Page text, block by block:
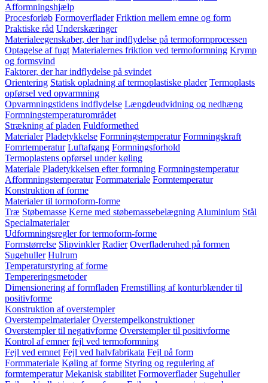
Afformningshjælp
Procesforløb Formoverflader Friktion mellem emne og form
Praktiske råd Underskæringer
Materialeegenskaber, der har indflydelse på termoformprocessen
Optagelse af fugt Materialernes friktion ved termoformning Krymp
og formsvind
Faktorer, der har indflydelse på svindet
Orientering Statisk opladning af termoplastiske plader Termoplasts
opførsel ved opvarmning
Opvarmningstidens indflydelse Længdeudvidning og nedhæng
Formningstemperaturområdet
Strækning af pladen Fuldformethed
Materialer Pladetykkelse Formningstemperatur Formningskraft
Fomrtemperatur Luftafgang Formningsforhold
Termoplastens opførsel under køling
Materiale Pladetykkelsen efter formning Formningstemperatur
Afformningstemperatur Formmateriale Formtemperatur
Konstruktion af forme
Materialer til tormoform-forme
Træ Støbemasse Kerne med støbemassebelægning Aluminium Stål
Specialmaterialer
Udformningsregler for termoform-forme
Formstørrelse Slipvinkler Radier Overfladeruhed på formen
Sugehuller Hulrum
Temperaturstyring af forme
Tempereringsmetoder
Dimensionering af formfladen Fremstilling af konturblænder til
positivforme
Konstruktion af overstempler
Overstempelmaterialer Overstempelkonstruktioner
Overstempler til negativforme Overstempler til positivforme
Kontrol af emner fejl ved termoformning
Fejl ved emnet Fejl ved halvfabrikata Fejl på form
Formmateriale Køling af forme Styring og regulering af
formtemperatur Mekanisk stabilitet Formoverflader Sugehuller